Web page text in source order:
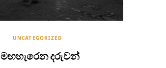
UNCATEGORIZED
මඟහැරෙන දරුවන්